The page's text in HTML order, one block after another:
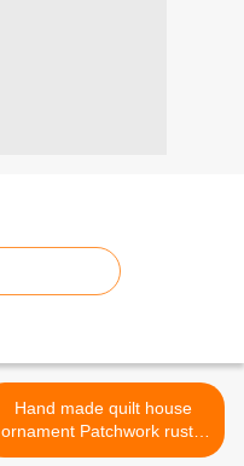
Hand made quilt house
ornament Patchwork rustic
houses | Etsy >